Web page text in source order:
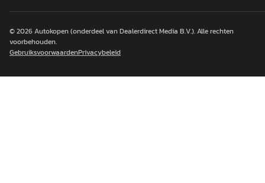
© 2026Autokopen(onderdeel van Dealerdirect Media B.V.). Alle rechten
voorbehouden.
GebruiksvoorwaardenPrivacybeleid